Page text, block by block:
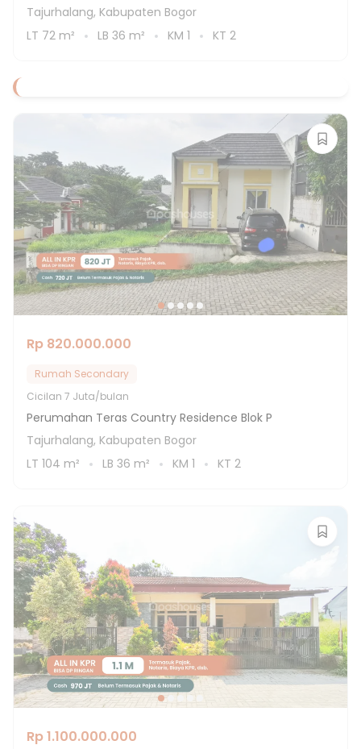
Tajurhalang, Kabupaten Bogor
LT 72 m² LB 36 m² KM 1 KT 2
Rp 820.000.000
Rumah Secondary
Cicilan 7 Juta/bulan
Perumahan Teras Country Residence Blok P
Tajurhalang, Kabupaten Bogor
LT 104 m² LB 36 m² KM 1 KT 2
Rp 1.100.000.000